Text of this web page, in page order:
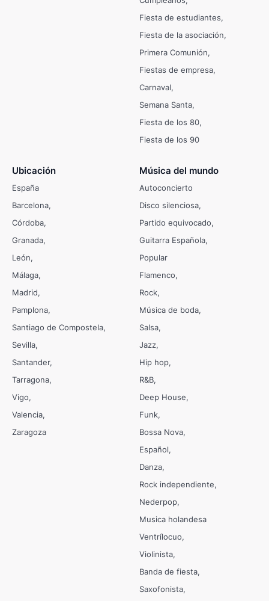
Fiesta de estudiantes
Fiesta de la asociación
Primera Comunión
Fiestas de empresa
Carnaval
Semana Santa
Fiesta de los 80
Fiesta de los 90
Ubicación
España
Barcelona
Córdoba
Granada
León
Málaga
Madrid
Pamplona
Santiago de Compostela
Sevilla
Santander
Tarragona
Vigo
Valencia
Zaragoza
Música del mundo
Autoconcierto
Disco silenciosa
Partido equivocado
Guitarra Española
Popular
Flamenco
Rock
Música de boda
Salsa
Jazz
Hip hop
R&B
Deep House
Funk
Bossa Nova
Español
Danza
Rock independiente
Nederpop
Musica holandesa
Ventrílocuo
Violinista
Banda de fiesta
Saxofonista